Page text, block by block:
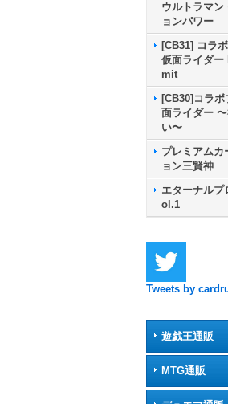
ウルトラマン
ョンパワー
[CB31] コラ
仮面ライダ
mit
[CB30]コラ
面ライダー
い〜
プレミアムカ
ョン三賢神
エターナルプ
ol.1
Tweets by
遊戯王通販
MTG通販